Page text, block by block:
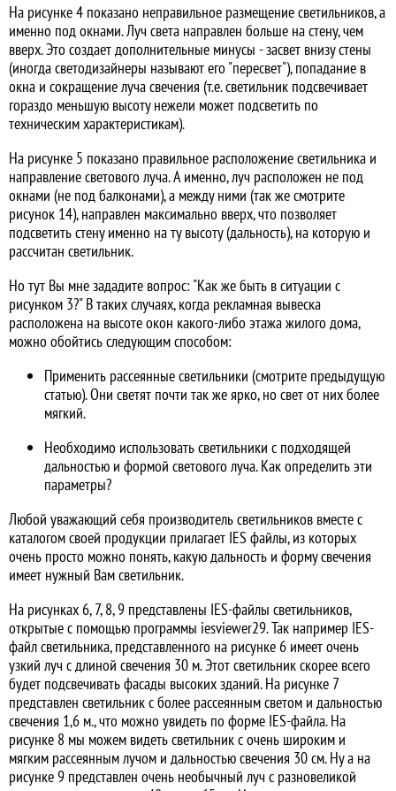
На рисунке 4 показано неправильное размещение светильников, а
именно под окнами. Луч света направлен больше на стену, чем
вверх. Это создает дополнительные минусы - засвет внизу стены
(иногда светодизайнеры называют его "пересвет"), попадание в
окна и сокращение луча свечения (т.е. светильник подсвечивает
гораздо меньшую высоту нежели может подсветить по
техническим характеристикам).
На рисунке 5 показано правильное расположение светильника и
направление светового луча. А именно, луч расположен не под
окнами (не под балконами), а между ними (так же смотрите
рисунок 14), направлен максимально вверх, что позволяет
подсветить стену именно на ту высоту (дальность), на которую и
рассчитан светильник.
Но тут Вы мне зададите вопрос: "Как же быть в ситуации с
рисунком 3?" В таких случаях, когда рекламная вывеска
расположена на высоте окон какого-либо этажа жилого дома,
можно обойтись следующим способом:
Применить рассеянные светильники (смотрите предыдущую
статью). Они светят почти так же ярко, но свет от них более
мягкий.
Необходимо использовать светильники с подходящей
дальностью и формой светового луча. Как определить эти
параметры?
Любой уважающий себя производитель светильников вместе с
каталогом своей продукции прилагает IES файлы, из которых
очень просто можно понять, какую дальность и форму свечения
имеет нужный Вам светильник.
На рисунках 6, 7, 8, 9 представлены IES-файлы светильников,
открытые с помощью программы iesviewer29. Так например IES-
файл светильника, представленного на рисунке 6 имеет очень
узкий луч с длиной свечения 30 м. Этот светильник скорее всего
будет подсвечивать фасады высоких зданий. На рисунке 7
представлен светильник с более рассеянным светом и дальностью
свечения 1,6 м., что можно увидеть по форме IES-файла. На
рисунке 8 мы можем видеть светильник с очень широким и
мягким рассеянным лучом и дальностью свечения 30 см. Ну а на
рисунке 9 представлен очень необычный луч с разновеликой